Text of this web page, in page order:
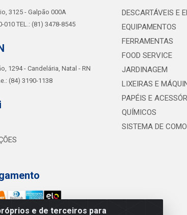
e de terceiros para
3125 - Galpão 000A
010 TEL.: (81) 3478-8545
1294 - Candelária, Natal - RN
(84) 3190-1138
DESCARTÁVEIS E
EQUIPAMENTOS
FERRAMENTAS
FOOD SERVICE
JARDINAGEM
LIXEIRAS E
PAPÉIS E
QUÍMICOS
SISTEMA DE